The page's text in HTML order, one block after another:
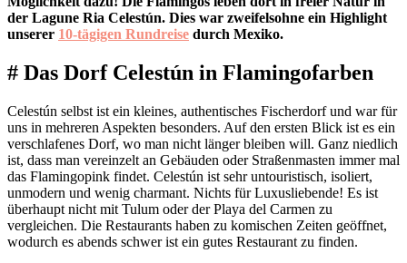
der Lagune Ria Celestún. Dies war zweifelsohne ein Highlight
unserer 10-tägigen Rundreise durch Mexiko.
# Das Dorf Celestún in Flamingofarben
Celestún selbst ist ein kleines, authentisches Fischerdorf und war für
uns in mehreren Aspekten besonders. Auf den ersten Blick ist es ein
verschlafenes Dorf, wo man nicht länger bleiben will. Ganz niedlich
ist, dass man vereinzelt an Gebäuden oder Straßenmasten immer mal
das Flamingopink findet. Celestún ist sehr untouristisch, isoliert,
unmodern und wenig charmant. Nichts für Luxusliebende! Es ist
überhaupt nicht mit Tulum oder der Playa del Carmen zu
vergleichen. Die Restaurants haben zu komischen Zeiten geöffnet,
wodurch es abends schwer ist ein gutes Restaurant zu finden.